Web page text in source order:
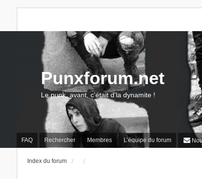
FAQ Rechercher Membres L’équipe du forum
Punxforum.net
Le punk, avant, c'était d'la dynamite !
Index du forum